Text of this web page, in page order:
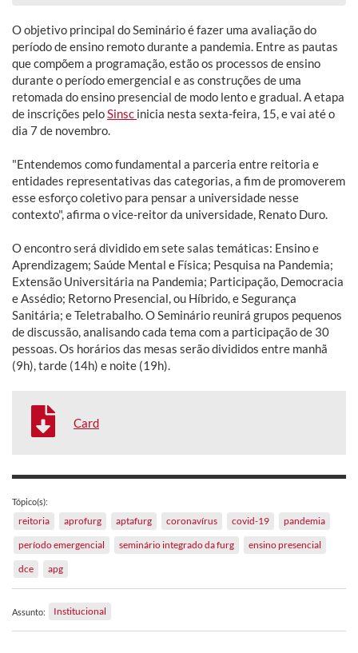
O objetivo principal do Seminário é fazer uma avaliação do
período de ensino remoto durante a pandemia. Entre as pautas
que compõem a programação, estão os processos de ensino
durante o período emergencial e as construções de uma
retomada do ensino presencial de modo lento e gradual. A etapa
de inscrições peloSinsc inicia nesta sexta-feira, 15, e vai até o
dia 7 de novembro.
"Entendemos como fundamental a parceria entre reitoria e
entidades representativas das categorias, a fim de promoverem
esse esforço coletivo para pensar a universidade nesse
contexto", afirma o vice-reitor da universidade, Renato Duro.
O encontro será dividido em sete salas temáticas: Ensino e
Aprendizagem; Saúde Mental e Física; Pesquisa na Pandemia;
Extensão Universitária na Pandemia; Participação, Democracia
e Assédio; Retorno Presencial, ou Híbrido, e Segurança
Sanitária; e Teletrabalho. O Seminário reunirá grupos pequenos
de discussão, analisando cada tema com a participação de 30
pessoas. Os horários das mesas serão divididos entre manhã
(9h), tarde (14h) e noite (19h).
Card
Tópico(s):
reitoria aprofurg aptafurg coronavírus covid-19
pandemia
período emergencial
seminário integrado da furg
ensino presencial
dce
apg
Assunto: Institucional